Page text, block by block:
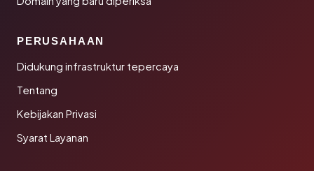
PERUSAHAAN
Didukung infrastruktur tepercaya
Tentang
Kebijakan Privasi
Syarat Layanan